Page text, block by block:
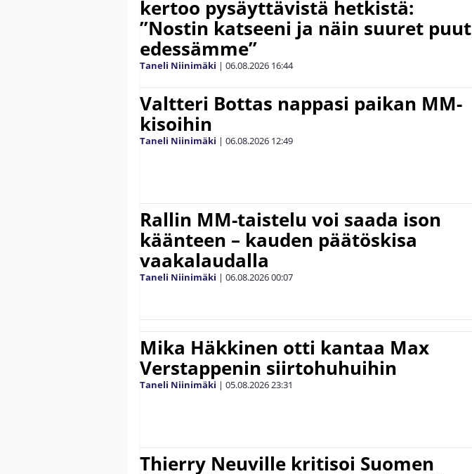
kertoo pysäyttävistä hetkistä:
”Nostin katseeni ja näin suuret puut
edessämme”
Taneli Niinimäki | 06.08.2026 16:44
Valtteri Bottas nappasi paikan MM-
kisoihin
Taneli Niinimäki | 06.08.2026 12:49
Rallin MM-taistelu voi saada ison
käänteen – kauden päätöskisa
vaakalaudalla
Taneli Niinimäki | 06.08.202600:07
Mika Häkkinen otti kantaa Max
Verstappenin siirtohuhuihin
Taneli Niinimäki | 05.08.202623:31
Thierry Neuville kritisoi Suomen